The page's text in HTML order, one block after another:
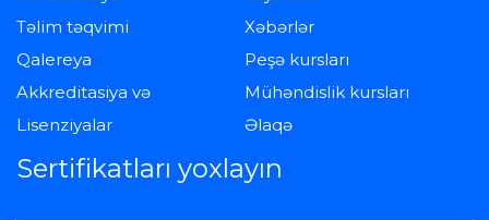
Təlim təqvimi
Xəbərlər
Qalereya
Peşə kursları
Akkreditasiya və
Lisenziyalar
Mühəndislik kursları
Əlaqə
Sertifikatları yoxlayın